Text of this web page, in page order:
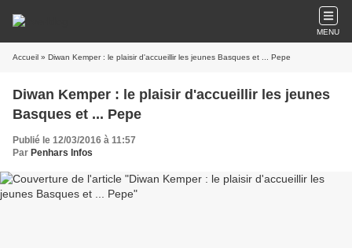
MENU
Accueil » Diwan Kemper : le plaisir d'accueillir les jeunes Basques et ... Pepe
Diwan Kemper : le plaisir d'accueillir les jeunes
Basques et ... Pepe
Publié le 12/03/2016 à 11:57
Par Penhars Infos